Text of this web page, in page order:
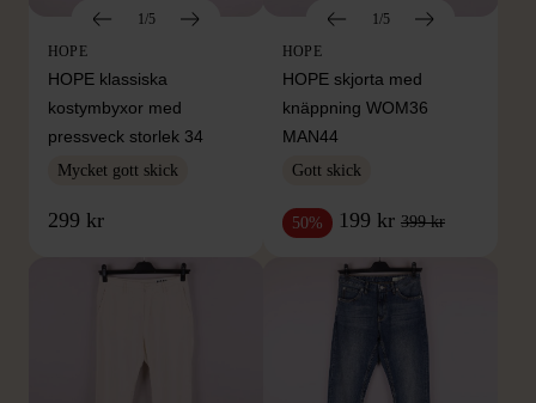
1/5
HOPE
HOPE klassiska
kostymbyxor med
pressveck storlek 34
Mycket gott skick
299 kr
1/5
HOPE
HOPE skjorta med
knäppning WOM36
MAN44
Gott skick
50% 199 kr 399 kr